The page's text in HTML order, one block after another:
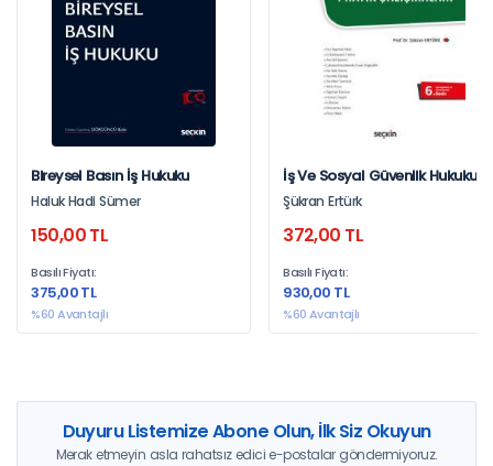
Bireysel Basın İş Hukuku
Haluk Hadi Sümer
150,00 TL
Basılı Fiyatı:
375,00 TL
%60 Avantajlı
İş Ve Sosyal Güvenlik Hukuku
Pratik Çalışmaları
Şükran Ertürk
372,00 TL
Basılı Fiyatı:
930,00 TL
%60 Avantajlı
Duyuru Listemize Abone Olun, İlk Siz Okuyun
Merak etmeyin asla rahatsız edici e-postalar göndermiyoruz.